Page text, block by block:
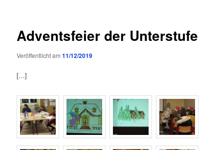
Adventsfeier der Unterstufe
Veröffentlicht am11/12/2019
[…]